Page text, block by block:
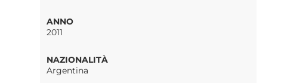
ANNO
2011
NAZIONALITÀ
Argentina